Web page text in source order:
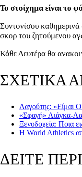
Το στοίχημα είναι το
Συντονίσου
σκορ του ζητούμενου
Κάθε Δευτέρα θα
ΣΧΕΤΙΚΑ
Λαγούτης: «Είμαι
«Σφαγή» Λιάγκα-
Ξενοδοχεία: Ποια
Η World Athletics
ΔΕΙΤΕ